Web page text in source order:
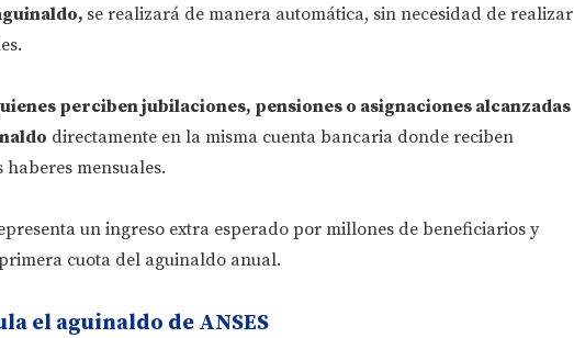
se realizará de manera automática, sin necesidad de realizar
perciben jubilaciones, pensiones o asignaciones alcanzadas
directamente en la misma cuenta bancaria donde reciben
mensuales.
un ingreso extra esperado por millones de beneficiarios y
cuota del aguinaldo anual.
el aguinaldo de ANSES